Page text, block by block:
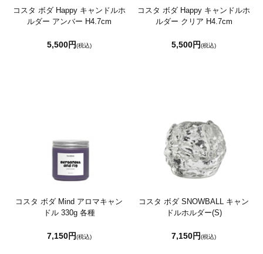
コスタ ボダ Happy キャンドルホ
ルダー アンバー H4.7cm
5,500円(税込)
コスタ ボダ Happy キャンドルホ
ルダー クリア H4.7cm
5,500円(税込)
コスタ ボダ Mind アロマキャン
ドル 330g 各種
7,150円(税込)
コスタ ボダ SNOWBALL キャン
ドルホルダー(S)
7,150円(税込)